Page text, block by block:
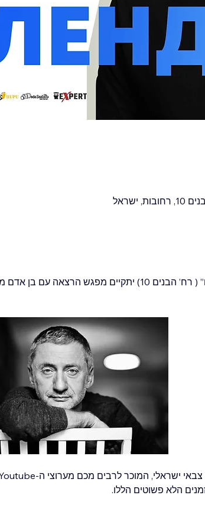
ב-28 בינואר בבית “יד לבנים” ( רח’ הבנים 10) יתקיים
הלא פשוטים הללו.